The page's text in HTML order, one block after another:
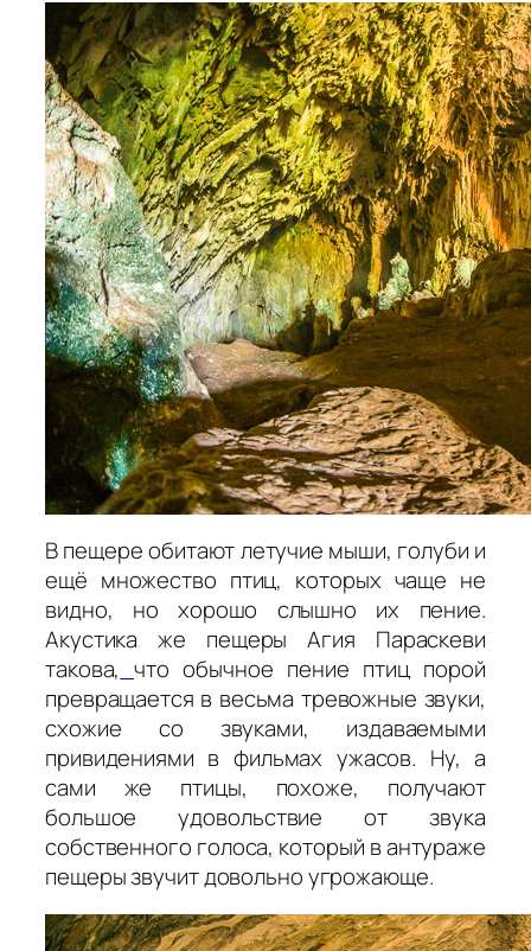
В пещере обитают летучие мыши, голуби и
ещё множество птиц, которых чаще не
видно, но хорошо слышно их пение.
Акустика же пещеры Агия Параскеви
такова, что обычное пение птиц порой
превращается в весьма тревожные звуки,
схожие со звуками, издаваемыми
привидениями в фильмах ужасов. Ну, а
сами же птицы, похоже, получают
большое удовольствие от звука
собственного голоса, который в антураже
пещеры звучит довольно угрожающе.